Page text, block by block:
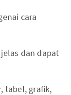
cara
dan dapat
tabel, grafik,